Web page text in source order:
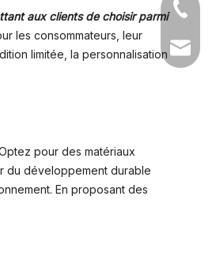
aux clients de choisir parmi
les consommateurs, leur
limitée, la personnalisation
pour des matériaux
du développement durable
En proposant des
+86-